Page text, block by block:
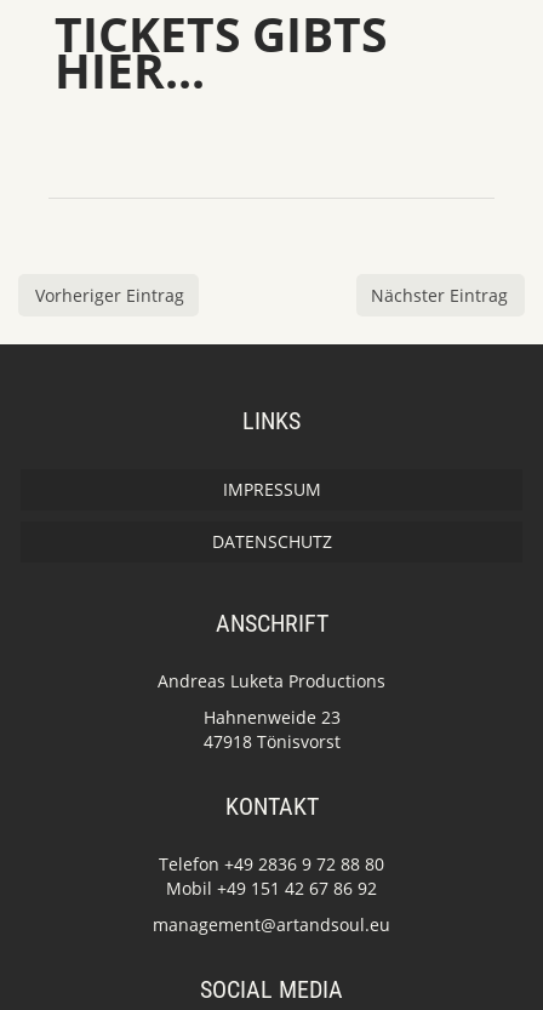
TICKETS GIBTS
HIER...
Vorheriger Eintrag Nächster Eintrag
LINKS
IMPRESSUM
DATENSCHUTZ
ANSCHRIFT
Andreas Luketa Productions
Hahnenweide 23
47918 Tönisvorst
KONTAKT
Telefon +49 2836 9 72 88 80
Mobil +49 151 42 67 86 92
management@artandsoul.eu
SOCIAL MEDIA